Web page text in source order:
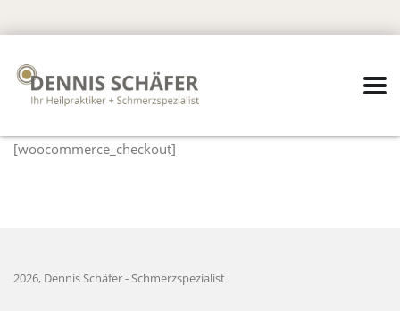
[woocommerce_checkout]
2026, Dennis Schäfer - Schmerzspezialist